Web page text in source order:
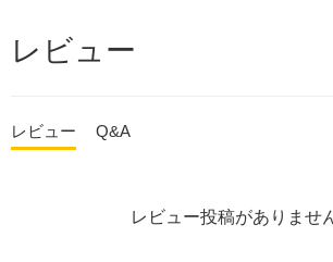
レビュー
レビュー Q&A
レビュー投稿がありませ